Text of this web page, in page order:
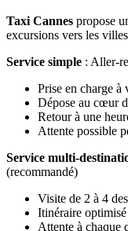
Taxi Cannes propose
excursions vers les
Service simple : Aller-
Prise en charge à
Dépose au cœur
Retour à une
Attente possible
Service multi-
(recommandé)
Visite de 2 à 4
Itinéraire
Attente à chaque